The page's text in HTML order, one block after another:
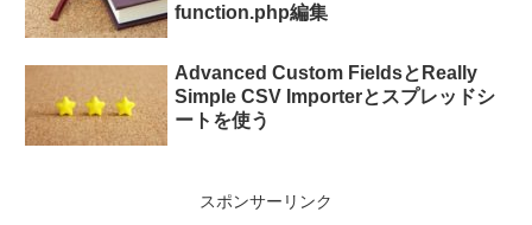
function.php編集
Advanced Custom FieldsとReally
Simple CSV Importerとスプレッドシ
ートを使う
スポンサーリンク